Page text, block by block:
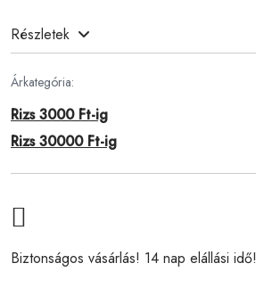
Részletek
Árkategória:
Rizs 3000 Ft-ig
Rizs 30000 Ft-ig
Biztonságos vásárlás! 14 nap elállási idő!